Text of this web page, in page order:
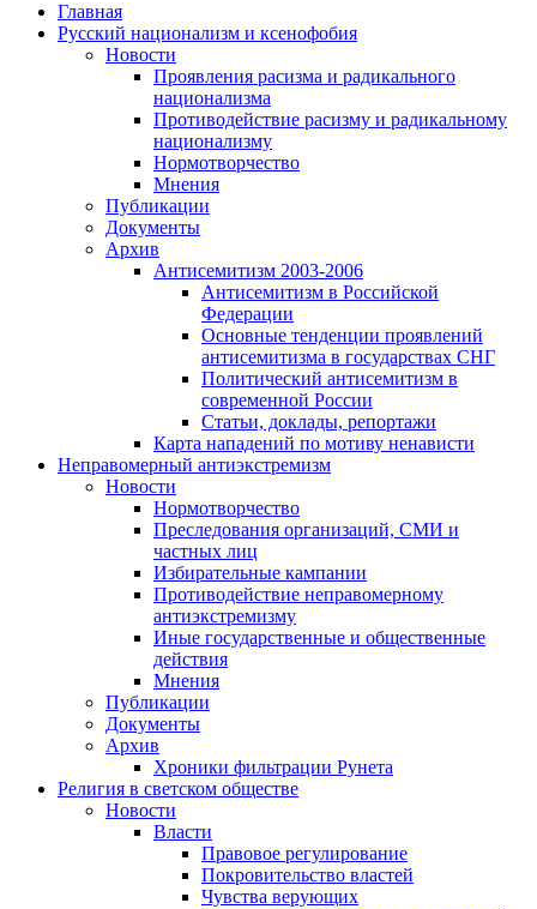
Главная
Русский национализм и ксенофобия
Новости
Проявления расизма и радикального
национализма
Противодействие расизму и радикальному
национализму
Нормотворчество
Мнения
Публикации
Документы
Архив
Антисемитизм 2003-2006
Антисемитизм в Российской
Федерации
Основные тенденции проявлений
антисемитизма в государствах СНГ
Политический антисемитизм в
современной России
Статьи, доклады, репортажи
Карта нападений по мотиву ненависти
Неправомерный антиэкстремизм
Новости
Нормотворчество
Преследования организаций, СМИ и
частных лиц
Избирательные кампании
Противодействие неправомерному
антиэкстремизму
Иные государственные и общественные
действия
Мнения
Публикации
Документы
Архив
Хроники фильтрации Рунета
Религия в светском обществе
Новости
Власти
Правовое регулирование
Покровительство властей
Чувства верующих